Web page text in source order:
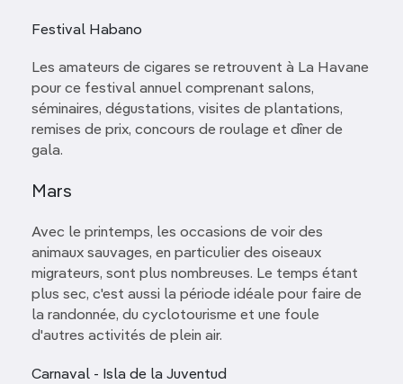
Festival Habano
Les amateurs de cigares se retrouvent à La Havane
pour ce festival annuel comprenant salons,
séminaires, dégustations, visites de plantations,
remises de prix, concours de roulage et dîner de
gala.
Mars
Avec le printemps, les occasions de voir des
animaux sauvages, en particulier des oiseaux
migrateurs, sont plus nombreuses. Le temps étant
plus sec, c'est aussi la période idéale pour faire de
la randonnée, du cyclotourisme et une foule
d'autres activités de plein air.
Carnaval - Isla de la Juventud